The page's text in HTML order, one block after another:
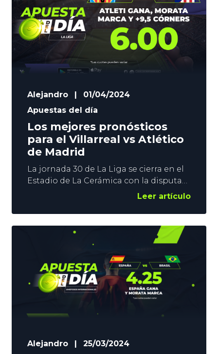
de uno y
Alejandro
01/04/2024
Apuestas del día
Los mejores pronósticos
para el Villarreal vs Atlético
de Madrid
La jornada 30 de La Liga se cierra en el
Estadio de La Cerámica con la disputa
del Villarreal vs Atlético de Madrid. Hay
teniendo opciones de meterse en la
Europa League. Los visitantes luchan
por meterse en Champions League. La
foco
Leer artículo
Alejandro |
25/03/2024